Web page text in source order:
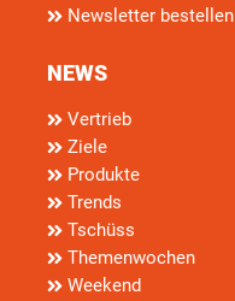
Newsletter bestellen
NEWS
Vertrieb
Ziele
Produkte
Trends
Tschüss
Themenwochen
Weekend